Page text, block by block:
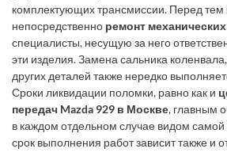
комплектующих трансмиссии. Перед тем
непосредственно ремонт
специалисты, несущую за него
эти изделия. Замена сальника коленвала,
других деталей также нередко
Сроки ликвидации поломки, равно как и
передач Mazda 929 в Москве, главным
в каждом отдельном случае видом
срок выполнения работ зависит также и